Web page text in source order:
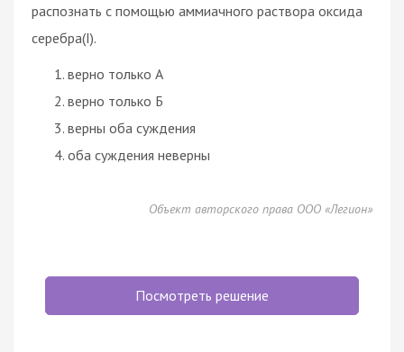
распознать с помощью аммиачного раствора оксида
серебра(I).
верно только А
верно только Б
верны оба суждения
оба суждения неверны
Объект авторского права ООО «Легион»
Посмотреть решение